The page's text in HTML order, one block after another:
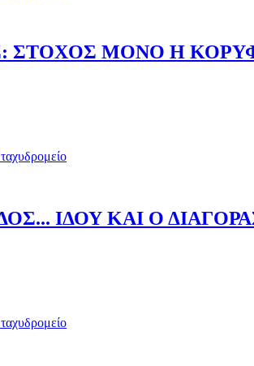
ΣΤΟΧΟΣ ΜΟΝΟ Η
ΙΔΟΥ ΚΑΙ Ο